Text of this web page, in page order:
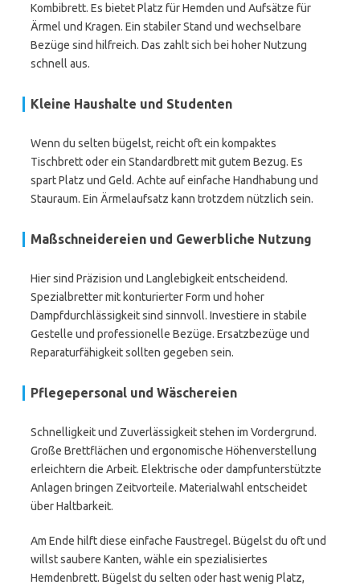
Kombibrett. Es bietet Platz für Hemden und Aufsätze für
Ärmel und Kragen. Ein stabiler Stand und wechselbare
Bezüge sind hilfreich. Das zahlt sich bei hoher Nutzung
schnell aus.
Kleine Haushalte und Studenten
Wenn du selten bügelst, reicht oft ein kompaktes
Tischbrett oder ein Standardbrett mit gutem Bezug. Es
spart Platz und Geld. Achte auf einfache Handhabung und
Stauraum. Ein Ärmelaufsatz kann trotzdem nützlich sein.
Maßschneidereien und Gewerbliche Nutzung
Hier sind Präzision und Langlebigkeit entscheidend.
Spezialbretter mit konturierter Form und hoher
Dampfdurchlässigkeit sind sinnvoll. Investiere in stabile
Gestelle und professionelle Bezüge. Ersatzbezüge und
Reparaturfähigkeit sollten gegeben sein.
Pflegepersonal und Wäschereien
Schnelligkeit und Zuverlässigkeit stehen im Vordergrund.
Große Brettflächen und ergonomische Höhenverstellung
erleichtern die Arbeit. Elektrische oder dampfunterstützte
Anlagen bringen Zeitvorteile. Materialwahl entscheidet
über Haltbarkeit.
Am Ende hilft diese einfache Faustregel. Bügelst du oft und
willst saubere Kanten, wähle ein spezialisiertes
Hemdenbrett. Bügelst du selten oder hast wenig Platz,